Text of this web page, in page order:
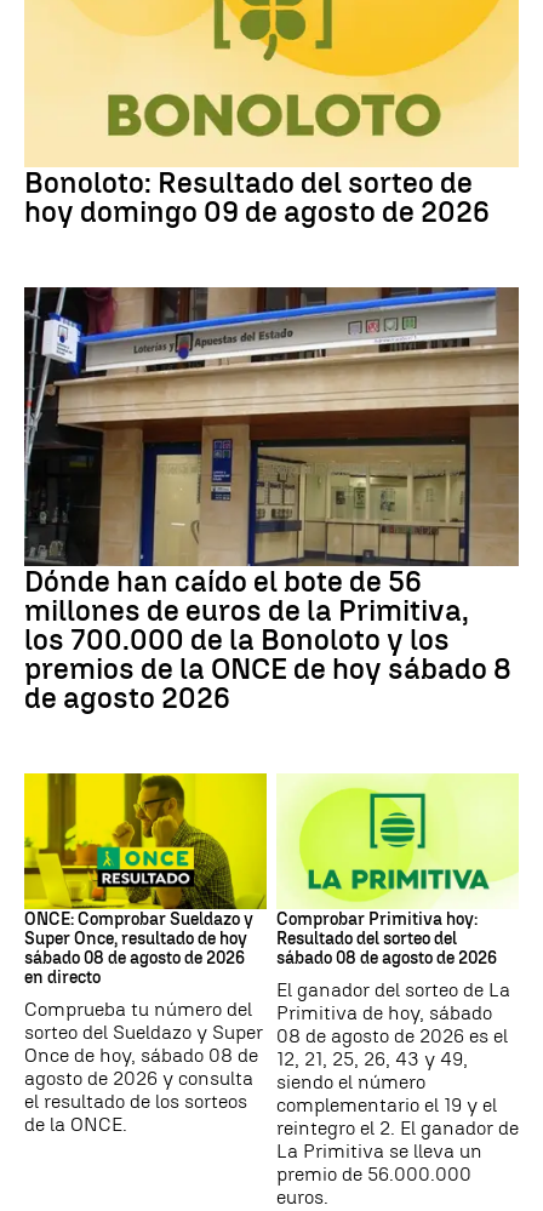
Bonoloto: Resultado del sorteo de
hoy domingo 09 de agosto de 2026
Loterías
Dónde han caído el bote de 56
millones de euros de la Primitiva,
los 700.000 de la Bonoloto y los
premios de la ONCE de hoy sábado 8
de agosto 2026
ONCE
ONCE: Comprobar Sueldazo y
Super Once, resultado de hoy
sábado 08 de agosto de 2026
en directo
Comprueba tu número del
sorteo del Sueldazo y Super
Once de hoy, sábado 08 de
agosto de 2026 y consulta
el resultado de los sorteos
de la ONCE.
Lotería Primitiva de España
Comprobar Primitiva hoy:
Resultado del sorteo del
sábado 08 de agosto de 2026
El ganador del sorteo de La
Primitiva de hoy, sábado
08 de agosto de 2026 es el
12, 21, 25, 26, 43 y 49,
siendo el número
complementario el 19 y el
reintegro el 2. El ganador de
La Primitiva se lleva un
premio de 56.000.000
euros.